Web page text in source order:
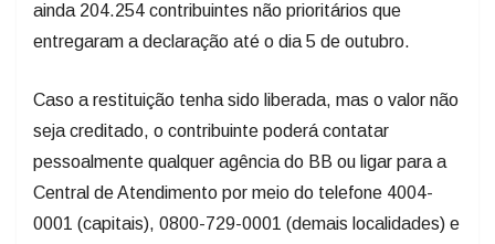
ainda 204.254 contribuintes não prioritários que
entregaram a declaração até o dia 5 de outubro.
Caso a restituição tenha sido liberada, mas o valor não
seja creditado, o contribuinte poderá contatar
pessoalmente qualquer agência do BB ou ligar para a
Central de Atendimento por meio do telefone 4004-
0001 (capitais), 0800-729-0001 (demais localidades) e